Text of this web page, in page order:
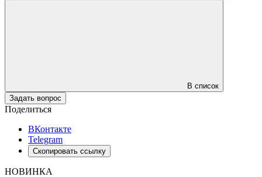
В список
Задать вопрос
Поделиться
ВКонтакте
Telegram
Скопировать ссылку
НОВИНКА